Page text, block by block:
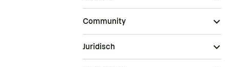
Community
Juridisch